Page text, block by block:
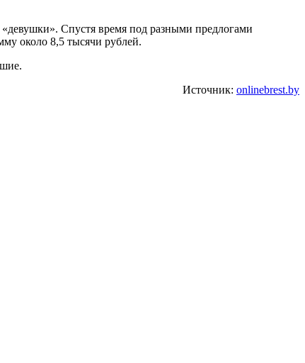
Спустя время под разными предлогами
около 8,5 тысячи рублей.
Источник: onlinebrest.by